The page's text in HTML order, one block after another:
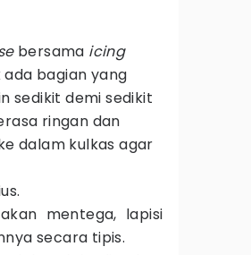
bersama icing
bagian yang
sedikit demi sedikit
ringan dan
dalam kulkas agar
mentega, lapisi
secara tipis.